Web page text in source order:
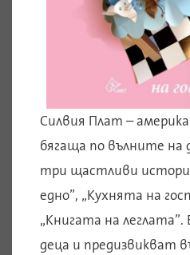
Силвия Плат –
бягаща по вълните на
три щастливи
едно”, „Кухнята на
„Книгата на леглата”.
деца и предизвикват